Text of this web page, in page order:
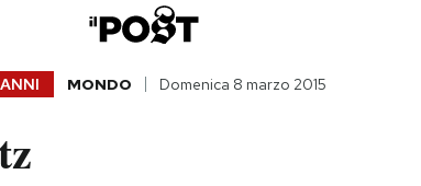
ANNI MONDO Domenica 8 marzo 2015